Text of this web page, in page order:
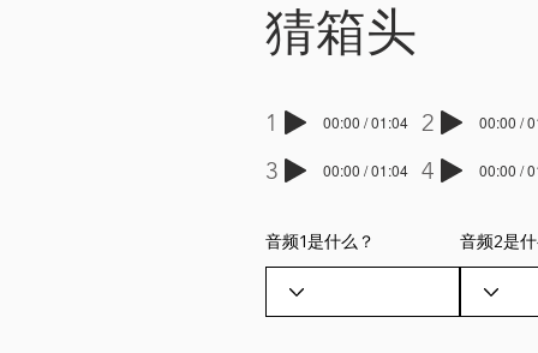
猜箱头
00:00 / 01:04 00:00 /
00:00 / 01:04 00:00 /
2
4
1
3
音频1是什么？ 音频2是